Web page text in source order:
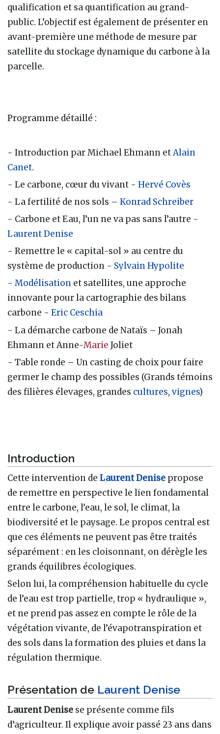
qualification et sa quantification au grand-
public. L’objectif est également de présenter en
avant-première une méthode de mesure par
satellite du stockage dynamique du carbone à la
parcelle.
Programme détaillé :
- Introduction par Michael Ehmann etAlain
Canet.
- Le carbone, cœur du vivant - Hervé Covès
- La fertilité de nos sols – Konrad Schreiber
- Carbone et Eau, l’un ne va pas sans l’autre -
Laurent Denise
- Remettre le « capital-sol » au centre du
système de production - Sylvain Hypolite
- Modélisation et satellites, une approche
innovante pour la cartographie des bilans
carbone - Eric Ceschia
- La démarche carbone de Nataïs – Jonah
Ehmann et Anne-Marie Joliet
- Table ronde – Un casting de choix pour faire
germer le champ des possibles (Grands témoins
des filières élevages, grandes cultures, vignes)
Introduction
Cette intervention de Laurent Denise propose
de remettre en perspective le lien fondamental
entre le carbone, l’eau, le sol, le climat, la
biodiversité et le paysage. Le propos central est
que ces éléments ne peuvent pas être traités
séparément : en les cloisonnant, on dérègle les
grands équilibres écologiques.
Selon lui, la compréhension habituelle du cycle
de l’eau est trop partielle, trop « hydraulique »,
et ne prend pas assez en compte le rôle de la
végétation vivante, de l’évapotranspiration et
des sols dans la formation des pluies et dans la
régulation thermique.
Présentation de Laurent Denise
Laurent Denise se présente comme fils
d’agriculteur. Il explique avoir passé 23 ans dans